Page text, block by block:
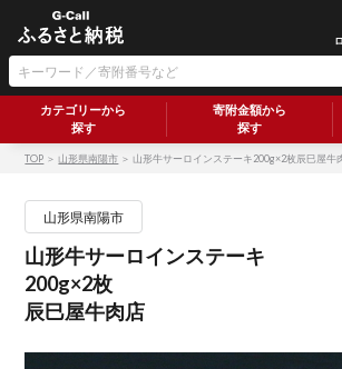
カテゴリーから
探す
寄附金額から
探す
TOP ＞山形県南陽市 ＞ 山形牛サーロインステーキ200g×2枚辰巳屋牛
山形県南陽市
山形牛サーロインステーキ
200g×2枚
辰巳屋牛肉店